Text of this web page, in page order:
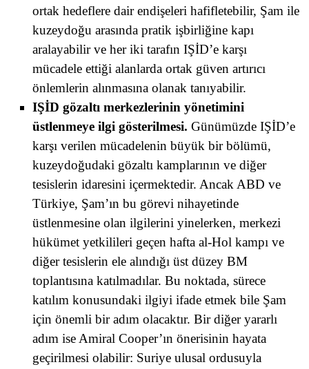
ortak hedeflere dair endişeleri hafifletebilir, Şam ile
kuzeydoğu arasında pratik işbirliğine kapı
aralayabilir ve her iki tarafın IŞİD’e karşı
mücadele ettiği alanlarda ortak güven artırıcı
önlemlerin alınmasına olanak tanıyabilir.
IŞİD gözaltı merkezlerinin yönetimini
üstlenmeye ilgi gösterilmesi. Günümüzde IŞİD’e
karşı verilen mücadelenin büyük bir bölümü,
kuzeydoğudaki gözaltı kamplarının ve diğer
tesislerin idaresini içermektedir. Ancak ABD ve
Türkiye, Şam’ın bu görevi nihayetinde
üstlenmesine olan ilgilerini yinelerken, merkezi
hükümet yetkilileri geçen hafta al-Hol kampı ve
diğer tesislerin ele alındığı üst düzey BM
toplantısına katılmadılar. Bu noktada, sürece
katılım konusundaki ilgiyi ifade etmek bile Şam
için önemli bir adım olacaktır. Bir diğer yararlı
adım ise Amiral Cooper’ın önerisinin hayata
geçirilmesi olabilir: Suriye ulusal ordusuyla